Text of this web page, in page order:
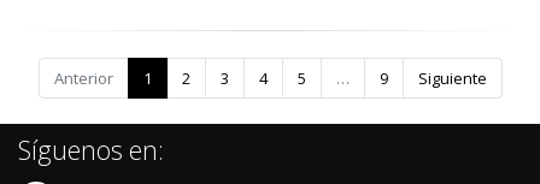
Anterior 1 2 3 4 5 … 9 Siguiente
Síguenos en: